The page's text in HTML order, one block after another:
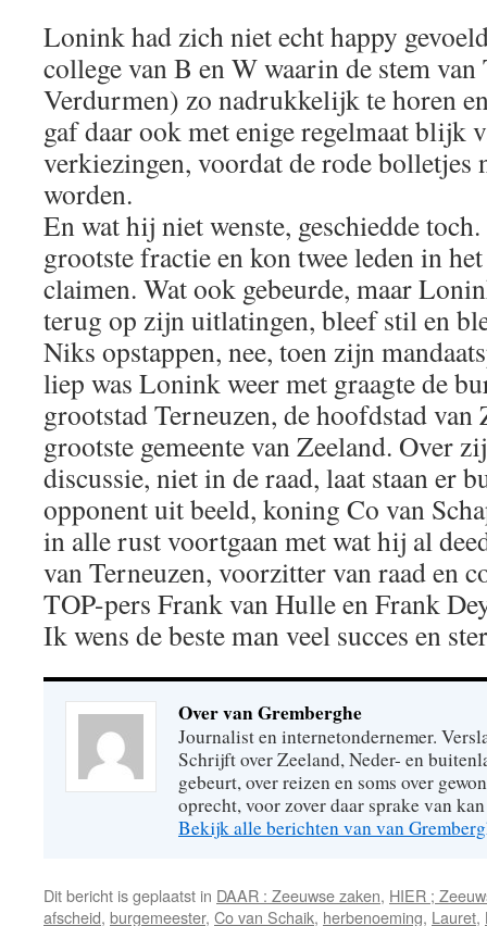
Lonink had zich niet echt happy
college van B en W waarin de stem
Verdurmen) zo nadrukkelijk te horen
gaf daar ook met enige regelmaat blijk
verkiezingen, voordat de rode bolletjes
worden.
En wat hij niet wenste, geschiedde
grootste fractie en kon twee leden in
claimen. Wat ook gebeurde, maar
terug op zijn uitlatingen, bleef stil en
Niks opstappen, nee, toen zijn
liep was Lonink weer met graagte de
grootstad Terneuzen, de hoofdstad van
grootste gemeente van Zeeland. Over
discussie, niet in de raad, laat staan er
opponent uit beeld, koning Co van
in alle rust voortgaan met wat hij al
van Terneuzen, voorzitter van raad en
TOP-pers Frank van Hulle en Frank
Ik wens de beste man veel succes en
Over van Gremberghe
Journalist en internetondernemer.
Schrijft over Zeeland, Neder- en
gebeurt, over reizen en soms over
oprecht, voor zover daar sprake van
Bekijk alle berichten van van
Dit bericht is geplaatst in DAAR : Zeeuwse zaken, HIER ;
afscheid, burgemeester, Co van Schaik, herbenoeming, Lauret,